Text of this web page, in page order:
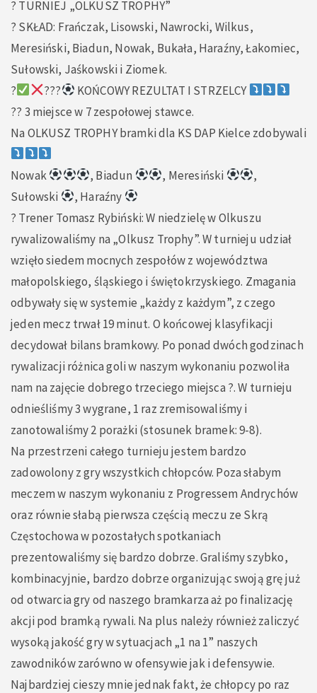
? TURNIEJ „OLKUSZ TROPHY”
? SKŁAD: Frańczak, Lisowski, Nawrocki, Wilkus,
Meresiński, Biadun, Nowak, Bukała, Haraźny, Łakomiec,
Sułowski, Jaśkowski i Ziomek.
?
???
KOŃCOWY REZULTAT I STRZELCY
?? 3 miejsce w 7 zespołowej stawce.
Na OLKUSZ TROPHY bramki dla KS DAP Kielce zdobywali
Nowak , Biadun , Meresiński
,
Sułowski
, Haraźny
?️ Trener Tomasz Rybiński: W niedzielę w Olkuszu
rywalizowaliśmy na „Olkusz Trophy”. W turnieju udział
wzięło siedem mocnych zespołów z województwa
małopolskiego, śląskiego i świętokrzyskiego. Zmagania
odbywały się w systemie „każdy z każdym”, z czego
jeden mecz trwał 19 minut. O końcowej klasyfikacji
decydował bilans bramkowy. Po ponad dwóch godzinach
rywalizacji różnica goli w naszym wykonaniu pozwoliła
nam na zajęcie dobrego trzeciego miejsca ?. W turnieju
odnieśliśmy 3 wygrane, 1 raz zremisowaliśmy i
zanotowaliśmy 2 porażki (stosunek bramek: 9-8).
Na przestrzeni całego turnieju jestem bardzo
zadowolony z gry wszystkich chłopców. Poza słabym
meczem w naszym wykonaniu z Progressem Andrychów
oraz równie słabą pierwsza częścią meczu ze Skrą
Częstochowa w pozostałych spotkaniach
prezentowaliśmy się bardzo dobrze. Graliśmy szybko,
kombinacyjnie, bardzo dobrze organizując swoją grę już
od otwarcia gry od naszego bramkarza aż po finalizację
akcji pod bramką rywali. Na plus należy również zaliczyć
wysoką jakość gry w sytuacjach „1 na 1” naszych
zawodników zarówno w ofensywie jak i defensywie.
Najbardziej cieszy mnie jednak fakt, że chłopcy po raz